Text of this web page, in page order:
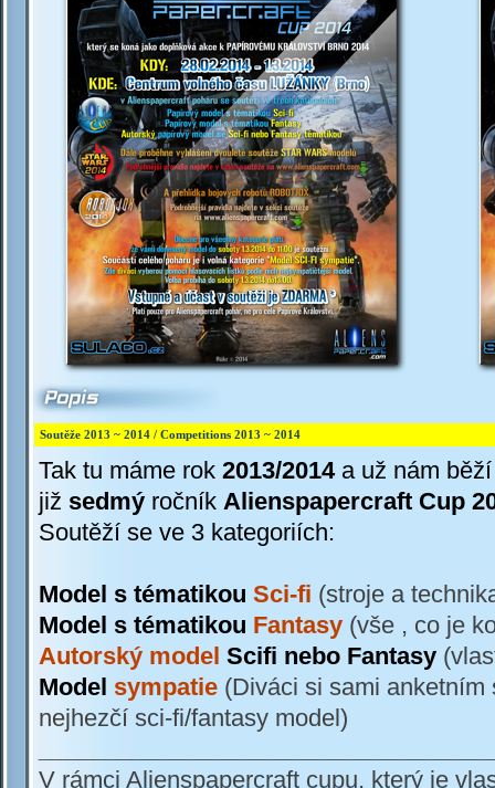
Soutěže 2013 ~ 2014 / Competitions 2013 ~ 2014
Tak tu máme rok 2013/2014a už nám běží
již sedmý ročník Alienspapercraft Cup
Soutěží se ve 3 kategoriích:
Model s tématikou Sci-fi (stroje a
Model s tématikou Fantasy (vše , co je
Autorský model Scifi nebo Fantasy
Model sympatie (Diváci si sami
nejhezčí sci-fi/fantasy model)
V rámci Alienspapercraft cupu, který je